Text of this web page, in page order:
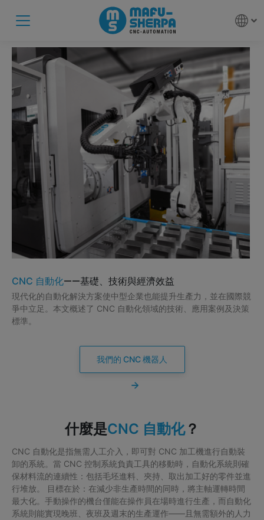
CNC 自動化——基礎、技術與經濟效益
現代化的自動化解決方案使中型企業也能提升生產力，並在國際競
爭中立足。本文概述了 CNC 自動化領域的技術、應用案例及決策
標準。
我們的 CNC 機器人
什麼是CNC 自動化？
CNC 自動化是指無需人工介入，即可對 CNC 加工機進行自動裝
卸的系統。當 CNC 控制系統負責工具的移動時，自動化系統則確
保材料流的連續性：包括毛坯進料、夾持、取出加工好的零件並進
行堆放。 目標在於：在減少非生產時間的同時，將主軸運轉時間
最大化。手動操作的機台僅能在操作員在場時進行生產，而自動化
系統則能實現晚班、夜班及週末的生產運作——且無需額外的人力